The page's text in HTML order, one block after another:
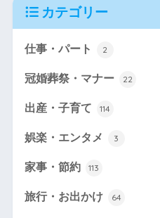
カテゴリー
仕事・パート 2
冠婚葬祭・マナー 22
出産・子育て 114
娯楽・エンタメ 3
家事・節約 113
旅行・お出かけ 64